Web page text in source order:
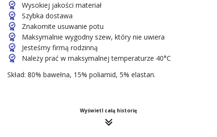
Wysokiej jakości materiał
Szybka dostawa
Znakomite usuwanie potu
Maksymalnie wygodny szew, który nie uwiera
Jesteśmy firmą rodzinną
Należy prać w maksymalnej temperaturze 40°C
Skład: 80% bawełna, 15% poliamid, 5% elastan.
Wyświetl całą historię